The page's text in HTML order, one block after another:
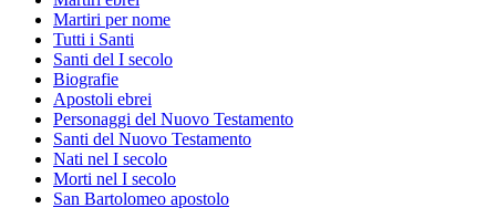
Martiri per nome
Tutti i Santi
Santi del I secolo
Biografie
Apostoli ebrei
Personaggi del Nuovo Testamento
Santi del Nuovo Testamento
Nati nel I secolo
Morti nel I secolo
San Bartolomeo apostolo